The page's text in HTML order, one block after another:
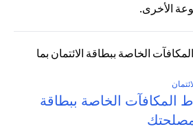
الأخرى.
المكافآت الخاصة ببطاقة
مصلحتك